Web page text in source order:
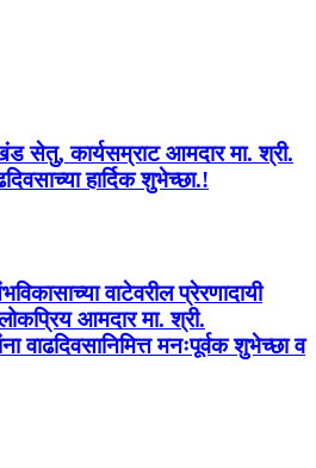
सेतु, कार्यसम्राट आमदार मा. श्री.
हार्दिक शुभेच्छा.!
वाटेवरील प्रेरणादायी
आमदार मा. श्री.
वाढदिवसानिमित्त मनःपूर्वक शुभेच्छा व